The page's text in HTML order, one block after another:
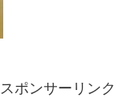
スポンサーリンク